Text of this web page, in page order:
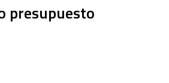
presupuesto